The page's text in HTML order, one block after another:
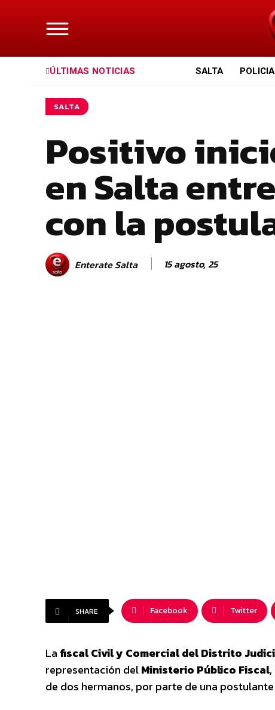
ÚLTIMAS NOTICIAS SALTA
SALTA
Positivo
en Salta
con la
Enterate Salta 15 agosto, 25
SHARE Facebook Twitter
La fiscal Civil y Comercial del Distrito
representación delMinisterio Público Fiscal
de dos hermanos, por parte de una